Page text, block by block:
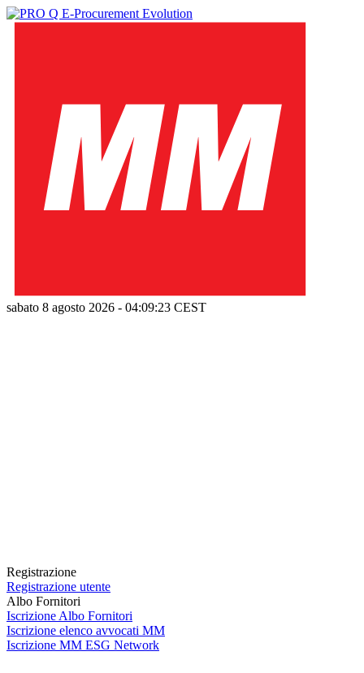
sabato 8 agosto 2026 - 04:09:24 CEST
Registrazione
Registrazione utente
Albo Fornitori
Iscrizione Albo Fornitori
Iscrizione elenco avvocati MM
Iscrizione MM ESG Network